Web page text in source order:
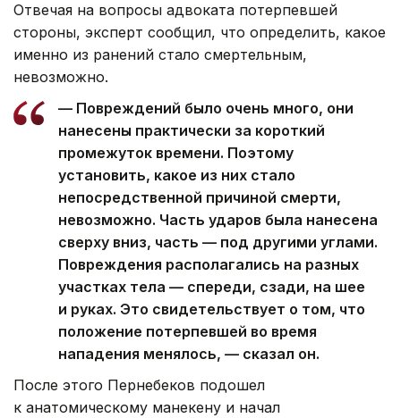
Отвечая на вопросы адвоката потерпевшей
стороны, эксперт сообщил, что определить, какое
именно из ранений стало смертельным,
невозможно.
— Повреждений было очень много, они
нанесены практически за короткий
промежуток времени. Поэтому
установить, какое из них стало
непосредственной причиной смерти,
невозможно. Часть ударов была нанесена
сверху вниз, часть — под другими углами.
Повреждения располагались на разных
участках тела — спереди, сзади, на шее
и руках. Это свидетельствует о том, что
положение потерпевшей во время
нападения менялось, — сказал он.
После этого Пернебеков подошел
к анатомическому манекену и начал